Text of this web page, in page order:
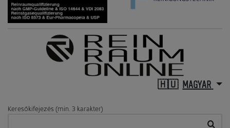
MAGYAR
Keresőkifejezés (min. 3 karakter)